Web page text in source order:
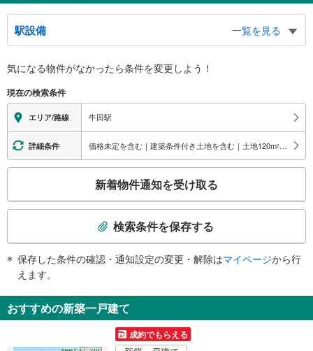
駅設備
一覧を見る
※段差なしでの移動経路
地上⇔改札⇔ホーム：○
（※各改札⇔反対側のホームへの改札内移動：×）
スロープ
・各ホーム⇔各改札
その他
※駅員無配置駅（連絡先：豊田市駅）
気になる物件がなかったら条件を変更しよう！
現在の検索条件
エリア/路線 牛田駅
詳細条件 価格未定を含む｜建築条件付き土地を含む｜土地120m2 以上
検
知
を
け
新着物件通知を受け取る
検索条件を保存する
保存した条件の確認・通知設定の変更・解除はマイページから行
えます。
おすすめの新築一戸建て
成約でもらえる